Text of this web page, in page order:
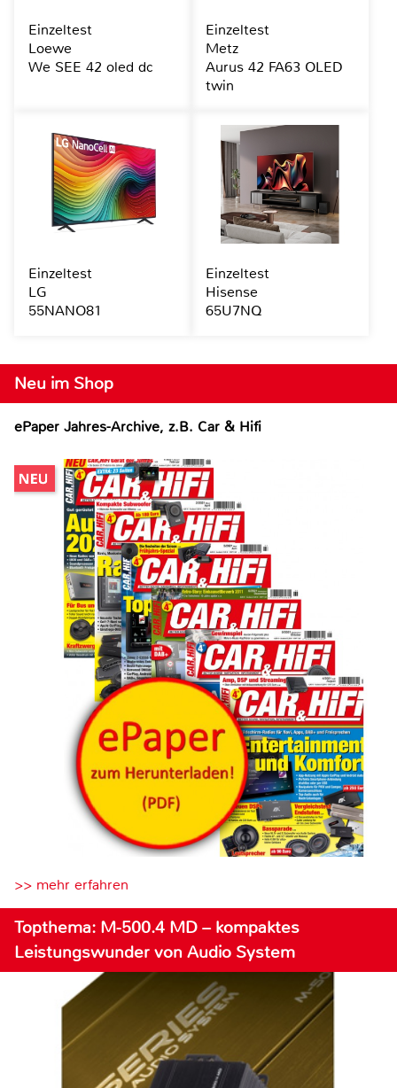
Neu im Shop
ePaper Jahres-Archive, z.B. Car & Hifi
>> mehr erfahren
Topthema: M-500.4 MD – kompaktes
Leistungswunder von Audio System
Einzeltest
Loewe
We SEE 42 oled dc
Einzeltest
Metz
Aurus 42 FA63 OLED
twin
Einzeltest
LG
55NANO81
Einzeltest
Hisense
65U7NQ